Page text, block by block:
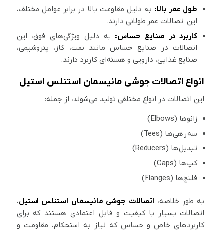
طول عمر بالا: به دلیل مقاومت بالا در برابر عوامل مختلف،
این اتصالات عمر طولانی دارند.
کاربرد در صنایع حساس: به دلیل ویژگی‌های فوق، این
اتصالات در صنایع حساس مانند نفت، گاز، پتروشیمی،
صنایع غذایی، دارویی و هسته‌ای کاربرد دارند.
انواع اتصالات جوشی مانیسمان استنلس استیل
این اتصالات در انواع مختلفی تولید می‌شوند، از جمله:
زانوها (Elbows)
سه‌راهی‌ها (Tees)
تبدیل‌ها (Reducers)
کپ‌ها (Caps)
فلنج‌ها (Flanges)
به طور خلاصه، اتصالات جوشی مانیسمان استنلس استیل،
اتصالات بسیار با کیفیت و قابل اعتمادی هستند که برای
کاربردهای خاص و حساس که نیاز به استحکام، مقاومت و